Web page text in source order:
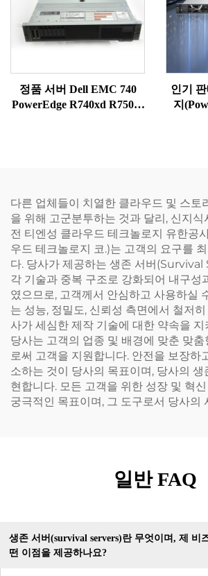
정품 서버 Dell EMC 740
PowerEdge R740xd R750xs
인기
지
다른 업체들이 치열한 클라우드 및 스토
을 위해 고군분투하는 것과 달리, 신지식
전 티엔성 클라우드 테크놀로지 유한공
우드 테크놀로지 코.)는 고객의 요구를
다. 당사가 제공하는 생존 서버(Survival
각 기술과 중복 구조로 강화되어 내구성
였으므로, 고객께서 안심하고 사용하실
는 성능, 정밀도, 신뢰성 측면에서 철저
사가 세심한 제작 기술에 대한 약속을
당사는 고객의 업종 및 배경에 맞춘 맞
로써 고객을 지원합니다. 안전을 보장하
소하는 것이 당사의 목표이며, 당사의 생
현합니다. 모든 고객을 위한 성장 및 혁
궁극적인 목표이며, 그 도구로서 당사의
일반 FAQ
생존 서버(survival servers)란 무엇이며, 제 비
떤 이점을 제공하나요?